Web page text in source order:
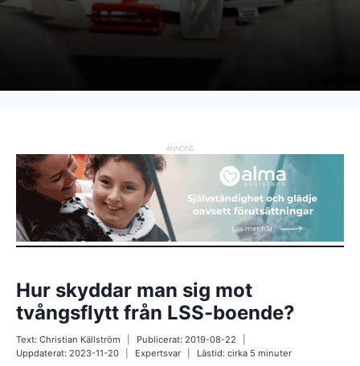
ANNONS
Hur skyddar man sig mot
tvångsflytt från LSS-boende?
Text: Christian Källström Publicerat: 2019-08-22
Uppdaterat: 2023-11-20 Expertsvar Lästid: cirka 5minuter